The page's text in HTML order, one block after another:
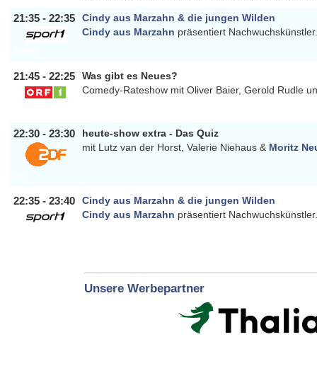
21:35 - 22:35
Cindy aus Marzahn & die jungen Wilden
Cindy aus Marzahn präsentiert Nachwuchskünstler.
21:45 - 22:25
Was gibt es Neues?
Comedy-Rateshow mit Oliver Baier, Gerold Rudle
22:30 - 23:30
heute-show extra - Das Quiz
mit Lutz van der Horst, Valerie Niehaus & Moritz
22:35 - 23:40
Cindy aus Marzahn & die jungen Wilden
Cindy aus Marzahn präsentiert Nachwuchskünstler.
Unsere Werbepartner